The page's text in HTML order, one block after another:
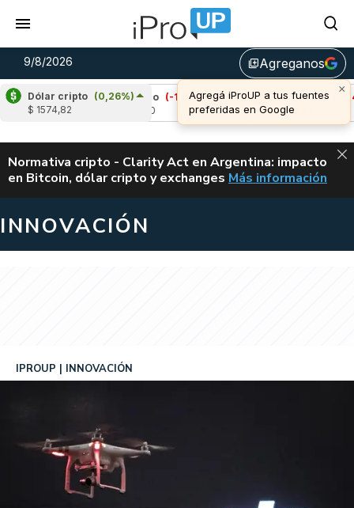
9/8/2026 library_addAgreganos
Dólar cripto (0,26%)
$ 1574,82
Cardano (-1,81%)
Avalanche (-0,49%)
u$s 6,47
ALERTA
Normativa cripto - Clarity Act en Argentina: impacto
en Bitcoin, dólar cripto y exchanges CLARITY ACT EN
Más información
INNOVACIÓN
IPROUP INNOVACIÓN